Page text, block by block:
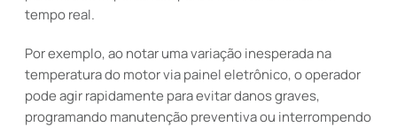
tempo real.
Por exemplo, ao notar uma variação inesperada na
temperatura do motor via painel eletrônico, o operador
pode agir rapidamente para evitar danos graves,
programando manutenção preventiva ou interrompendo